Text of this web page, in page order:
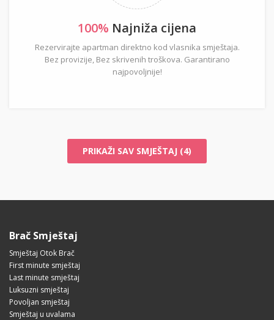
100% Najniža cijena
Rezervirajte apartman direktno kod vlasnika smještaja.
Bez provizije, Bez skrivenih troškova. Garantirano
najpovoljnije!
PRIKAŽI SAV SMJEŠTAJ (4)
Brač Smještaj
Smještaj Otok Brač
First minute smještaj
Last minute smještaj
Luksuzni smještaj
Povoljan smještaj
Smještaj u uvalama